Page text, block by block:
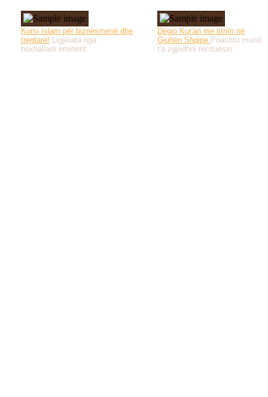
Kursi Islam për biznesmenë dhe
tregtarë! Ligjërata nga
hoxhallarë eminent.
Dëgjo Kur'an me titrim në
Gjuhën Shqipe. Poashtu mund
t'a zgjedhni recituesin.